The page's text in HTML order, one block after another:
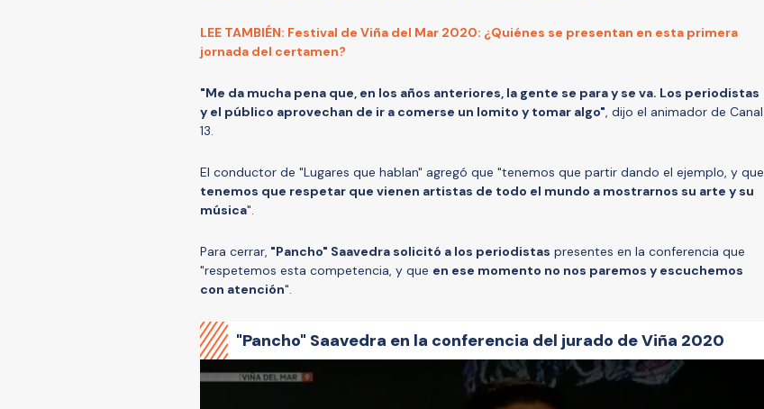
LEE TAMBIÉN: Festival de Viña del Mar 2020: ¿Quiénes se presentan en esta primera
jornada del certamen?
"Me da mucha pena que, en los años anteriores, la gente se para y se va. Los periodistas
y el público aprovechan de ir a comerse un lomito y tomar algo", dijo el animador de Canal
13.
El conductor de "Lugares que hablan" agregó que "tenemos que partir dando el ejemplo, y que
tenemos que respetar que vienen artistas de todo el mundo a mostrarnos su arte y su
música".
Para cerrar, "Pancho" Saavedra solicitó a los periodistas presentes en la conferencia que
"respetemos esta competencia, y que en ese momento no nos paremos y escuchemos
con atención".
"Pancho" Saavedra en la conferencia del jurado de Viña 2020